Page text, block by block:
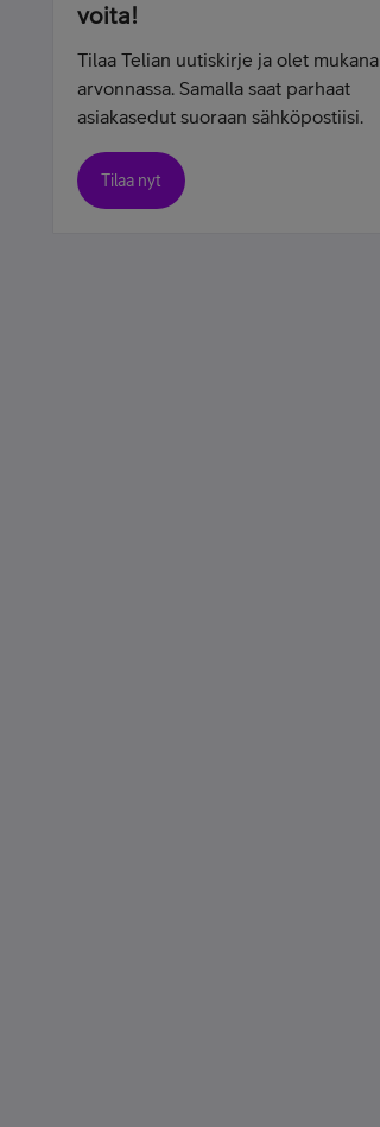
voita!
Tilaa Telian uutiskirje ja olet mukana
arvonnassa. Samalla saat parhaat
asiakasedut suoraan sähköpostiisi.
Tilaa nyt